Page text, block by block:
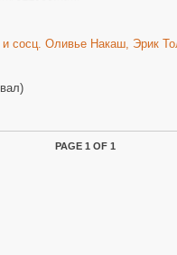
сосц. Оливье Накаш, Эрик
PAGE 1 OF 1